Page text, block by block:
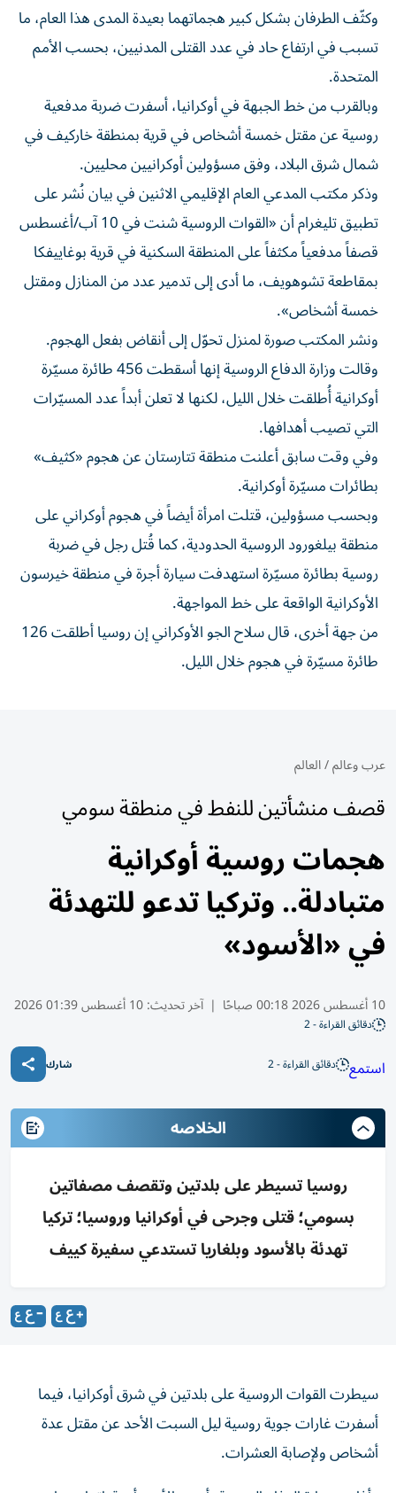
وكثّف الطرفان بشكل كبير هجماتهما بعيدة المدى هذا العام، ما
تسبب في ارتفاع حاد في عدد القتلى المدنيين، بحسب الأمم
المتحدة.
وبالقرب من خط الجبهة في أوكرانيا، أسفرت ضربة مدفعية
روسية عن مقتل خمسة أشخاص في قرية بمنطقة خاركيف في
شمال شرق البلاد، وفق مسؤولين أوكرانيين محليين.
وذكر مكتب المدعي العام الإقليمي الاثنين في بيان نُشر على
تطبيق تليغرام أن «القوات الروسية شنت في 10 آب/أغسطس
قصفاً مدفعياً مكثفاً على المنطقة السكنية في قرية بوغاييفكا
بمقاطعة تشوهويف، ما أدى إلى تدمير عدد من المنازل ومقتل
خمسة أشخاص».
ونشر المكتب صورة لمنزل تحوّل إلى أنقاض بفعل الهجوم.
وقالت وزارة الدفاع الروسية إنها أسقطت 456 طائرة مسيّرة
أوكرانية أُطلقت خلال الليل، لكنها لا تعلن أبداً عدد المسيّرات
التي تصيب أهدافها.
وفي وقت سابق أعلنت منطقة تتارستان عن هجوم «كثيف»
بطائرات مسيّرة أوكرانية.
وبحسب مسؤولين، قتلت امرأة أيضاً في هجوم أوكراني على
منطقة بيلغورود الروسية الحدودية، كما قُتل رجل في ضربة
روسية بطائرة مسيّرة استهدفت سيارة أجرة في منطقة خيرسون
الأوكرانية الواقعة على خط المواجهة.
من جهة أخرى، قال سلاح الجو الأوكراني إن روسيا أطلقت 126
طائرة مسيّرة في هجوم خلال الليل.
عرب وعالم/العالم
قصف منشأتين للنفط في منطقة سومي
هجمات روسية أوكرانية
متبادلة.. وتركيا تدعو للتهدئة
في «الأسود»
10 أغسطس 2026 00:18 صباحًا | آخر تحديث:10 أغسطس 01:39 2026
دقائق القراءة - 2
استمع دقائق القراءة - 2 شارك
الخلاصه
روسيا تسيطر على بلدتين وتقصف مصفاتين
بسومي؛ قتلى وجرحى في أوكرانيا وروسيا؛ تركيا
تهدئة بالأسود وبلغاريا تستدعي سفيرة كييف
سيطرت القوات الروسية على بلدتين في شرق أوكرانيا، فيما
أسفرت غارات جوية روسية ليل السبت الأحد عن مقتل عدة
أشخاص ولإصابة العشرات.
وأفادت وزارة الدفاع الروسية، أمس الأحد، أن قواتها سيطرت